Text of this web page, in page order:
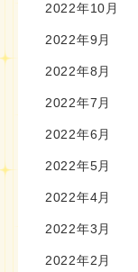
2022年10月
2022年9月
2022年8月
2022年7月
2022年6月
2022年5月
2022年4月
2022年3月
2022年2月